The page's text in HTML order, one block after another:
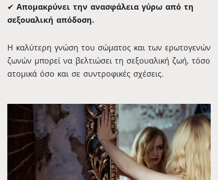
✔ Απομακρύνει την ανασφάλεια γύρω από τη
σεξουαλική απόδοση.
Η καλύτερη γνώση του σώματος και των ερωτογενών
ζωνών μπορεί να βελτιώσει τη σεξουαλική ζωή, τόσο
ατομικά όσο και σε συντροφικές σχέσεις.